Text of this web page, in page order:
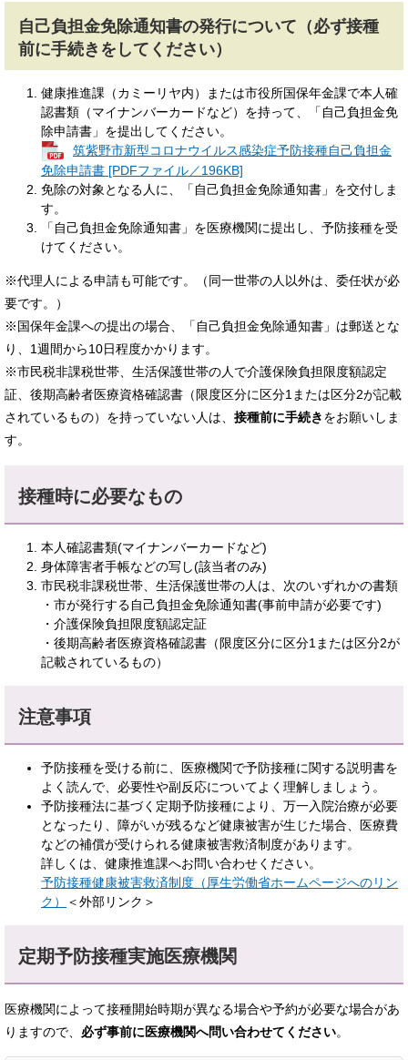
自己負担金免除通知書の発行について（必ず接種
前に手続きをしてください）
健康推進課（カミーリヤ内）または市役所国保年金課で本人確
認書類（マイナンバーカードなど）を持って、「自己負担金免
除申請書」を提出してください。
筑紫野市新型コロナウイルス感染症予防接種自己負担金
免除申請書 [PDFファイル／196KB]
免除の対象となる人に、「自己負担金免除通知書」を交付しま
す。
「自己負担金免除通知書」を医療機関に提出し、予防接種を受
けてください。
※代理人による申請も可能です。（同一世帯の人以外は、委任状が必
要です。）
※国保年金課への提出の場合、「自己負担金免除通知書」は郵送とな
り、1週間から10日程度かかります。
※市民税非課税世帯、生活保護世帯の人で介護保険負担限度額認定
証、後期高齢者医療資格確認書（限度区分に区分1または区分2が記載
されているもの）を持っていない人は、 接種前に手続きをお願いしま
す。
接種時に必要なもの
本人確認書類(マイナンバーカードなど)
身体障害者手帳などの写し(該当者のみ)
市民税非課税世帯、生活保護世帯の人は、次のいずれかの書類
・市が発行する自己負担金免除通知書(事前申請が必要です)
・介護保険負担限度額認定証
・後期高齢者医療資格確認書（限度区分に区分1または区分2が
記載されているもの）
注意事項​
予防接種を受ける前に、医療機関で予防接種に関する説明書を
よく読んで、必要性や副反応についてよく理解しましょう。
予防接種法に基づく定期予防接種により、万一入院治療が必要
となったり、障がいが残るなど健康被害が生じた場合、医療費
などの補償が受けられる健康被害救済制度があります。
詳しくは、健康推進課へお問い合わせください。
予防接種健康被害救済制度（厚生労働省ホームページへのリン
ク）
＜外部リンク＞
定期予防接種実施医療機関
医療機関によって接種開始時期が異なる場合や予約が必要な場合があ
りますので、 必ず事前に医療機関へ問い合わせてください。